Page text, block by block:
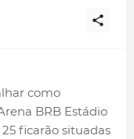
como
BRB Estádio
ficarão situadas